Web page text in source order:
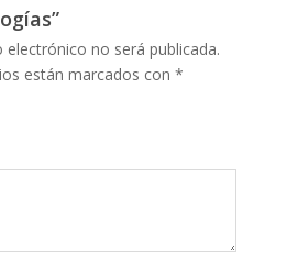
no será publicada.
están marcados con *